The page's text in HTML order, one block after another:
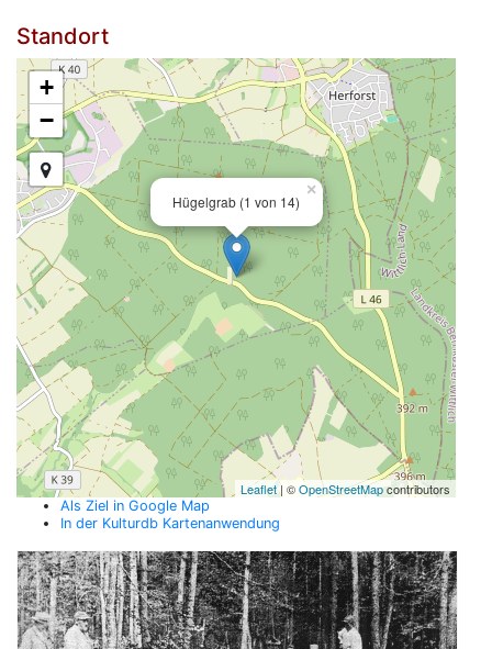
Standort
Hügelgrab (1 von 14)
×
+
−
Leaflet| ©OpenStreetMapcontributors
Als Ziel in Google Map
In der Kulturdb Kartenanwendung